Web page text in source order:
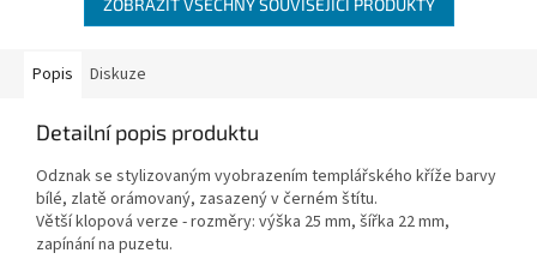
ZOBRAZIT VŠECHNY SOUVISEJÍCÍ PRODUKTY
Popis Diskuze
Detailní popis produktu
Odznak se stylizovaným vyobrazením templářského kříže barvy
bílé, zlatě orámovaný, zasazený v černém štítu.
Větší klopová verze - rozměry: výška 25 mm, šířka 22 mm,
zapínání na puzetu.